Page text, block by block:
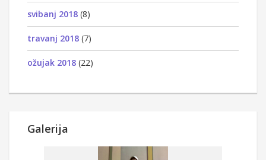
svibanj 2018 (8)
travanj 2018 (7)
ožujak 2018 (22)
Galerija